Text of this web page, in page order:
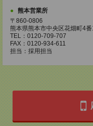
熊本営業所
〒860-0806
熊本県熊本市中央区花畑町4
TEL：0120-709-707
FAX：0120-934-611
担当：採用担当